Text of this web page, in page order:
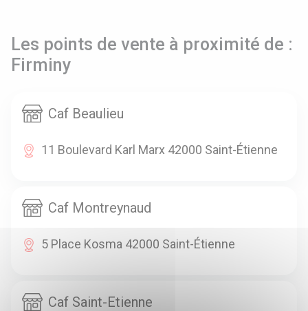
Les points de vente à proximité de :
Firminy
Caf Beaulieu
11 Boulevard Karl Marx 42000 Saint-Étienne
Caf Montreynaud
5 Place Kosma 42000 Saint-Étienne
Caf Saint-Etienne